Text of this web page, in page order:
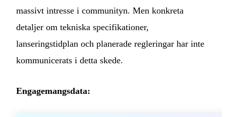
massivt intresse i communityn. Men konkreta
detaljer om tekniska specifikationer,
lanseringstidplan och planerade regleringar har inte
kommunicerats i detta skede.
Engagemangsdata: